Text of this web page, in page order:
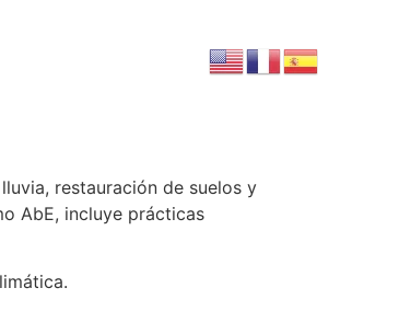
restauración de suelos y
AbE, incluye prácticas